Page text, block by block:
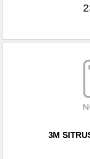
(Kw/W): 8.0 Effekt min
til flammene: 3 Sider
Varmelagrende: Nei
cm: 46.8 Dybde montert
front (cm): 90.0 Avstand
Avstand brennbart
3M